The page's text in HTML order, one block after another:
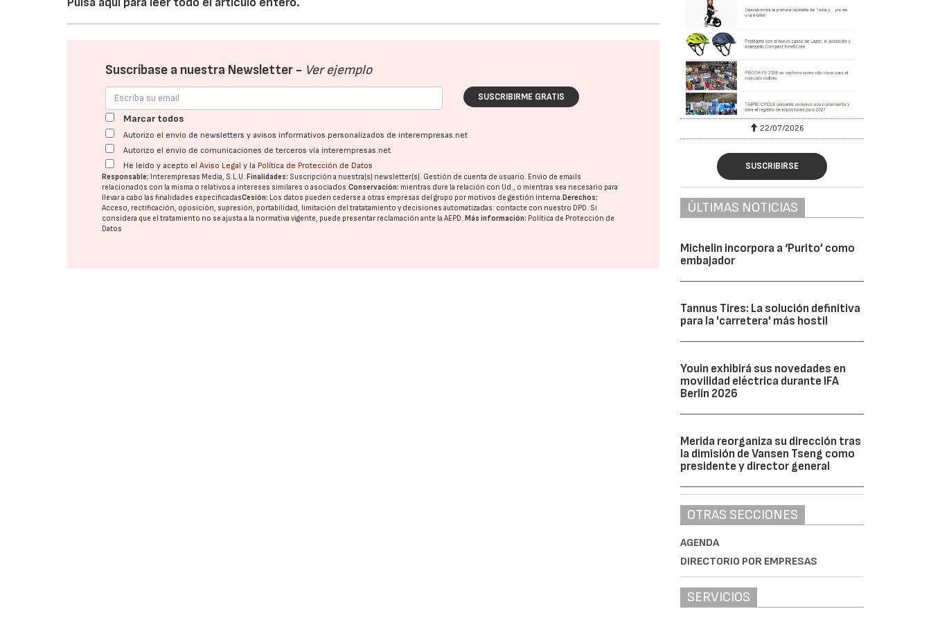
Suscríbase a nuestra Newsletter - Ver ejemplo
SUSCRIBIRME GRATIS
Marcar todos
Autorizo el envío de newsletters y avisos informativos personalizados de interempresas.net
Autorizo el envío de comunicaciones de terceros vía interempresas.net
He leído y acepto elAviso Legal y la Política de Protección de Datos
Responsable: Interempresas Media, S.L.U.Finalidades: Suscripción a nuestra(s) newsletter(s). Gestión de cuenta de usuario. Envío de emails
relacionados con la misma o relativos a intereses similares o asociados.Conservación: mientras dure la relación con Ud., o mientras sea necesario para
llevar a cabo las finalidades especificadasCesión: Los datos pueden cederse a otras empresas del grupo por motivos de gestión interna.Derechos:
Acceso, rectificación, oposición, supresión, portabilidad, limitación del tratatamiento y decisiones automatizadas: contacte con nuestro DPD. Si
considera que el tratamiento no se ajusta a la normativa vigente, puede presentar reclamación ante laAEPD.Más información: Política de Protección de
Datos
22/07/2026
SUSCRIBIRSE
ÚLTIMAS NOTICIAS
Michelin incorpora a ‘Purito’ como
embajador
Tannus Tires: La solución definitiva
para la 'carretera' más hostil
Youin exhibirá sus novedades en
movilidad eléctrica durante IFA
Berlín 2026
Merida reorganiza su dirección tras
la dimisión de Vansen Tseng como
presidente y director general
OTRAS SECCIONES
AGENDA
DIRECTORIO POR EMPRESAS
SERVICIOS